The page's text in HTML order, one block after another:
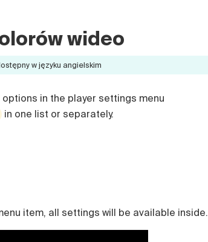
wideo
w języku angielskim
in the player settings menu
in one list or separately.
item, all settings will be available inside.